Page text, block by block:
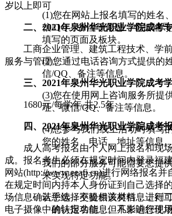
岁以上即可
二、2021年泉州华光职业学院成考
工商企业管理、建筑工程技术、学前
服务与管理 。
三、2021年泉州华光职业学院成考
1680元/每学年 共2.5年
四、2021年泉州华光职业学院成考
成人高考报名由个人网上报名和现场
成。报名考生必须在规定时间内登录福
网站(http://www.eeafj.cn)进行网络报名
在规定时间内持本人身份证到自己选择
场信息确认手续，交验相关材料，进行
电子摄像、确认报名信息。凡未进行现
(1)您在网站上报名填写的姓名
信/QQ、备注等信息，包括辅
填写的页面及板块。
(2)您通过电话咨询方式提供的
信/QQ、备注等信息。
(3)您在使用网上咨询服务所提
址、微信/QQ、备注等信息。
(4)您参与我们线上活动时填写
您的姓名、电话、地址等信息。
我们的部分服务可能需要您提
来实现特定功能。
若您选择不提供该类信息，则
中的特定功能，但不影响您使